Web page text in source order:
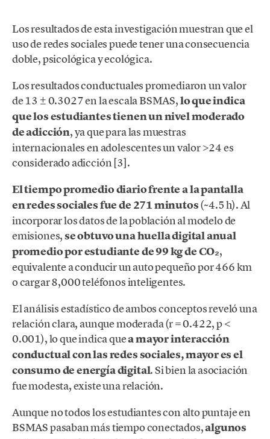
Los resultados de esta investigación muestran que el
uso de redes sociales puede tener una consecuencia
doble, psicológica y ecológica.
Los resultados conductuales promediaron un valor
de 13 ± 0.3027 en la escala BSMAS,lo que indica
que los estudiantes tienen un nivel moderado
de adicción, ya que para las muestras
internacionales en adolescentes un valor >24 es
considerado adicción [3].
El tiempo promedio diario frente a la pantalla
en redes sociales fue de 271 minutos(~4.5 h). Al
incorporar los datos de la población al modelo de
emisiones,se obtuvo una huella digital anual
promedio por estudiante de 99 kg de CO₂,
equivalente a conducir un auto pequeño por 466 km
o cargar 8,000 teléfonos inteligentes.
El análisis estadístico de ambos conceptos reveló una
relación clara, aunque moderada (r = 0.422, p <
0.001), lo que indica quea mayor interacción
conductual con las redes sociales, mayor es el
consumo de energía digital. Si bien la asociación
fue modesta, existe una relación.
Aunque no todos los estudiantes con alto puntaje en
BSMAS pasaban más tiempo conectados,algunos